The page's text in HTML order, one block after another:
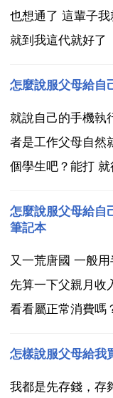
也想通了 這輩子
就到我這代就好了
怎麼說服父母給自
就說自己的手機執
者是工作父母自然
個學生吧？能打
長大了，參加了工
吧，現...
怎麼說服父母給自
筆記本
又一荒唐國 一般
先算一下父親月收
看看屬正常消費嗎
費，那就得辛苦你
和我的父母都一樣
怎樣說服父母給我
我都是先存錢，存